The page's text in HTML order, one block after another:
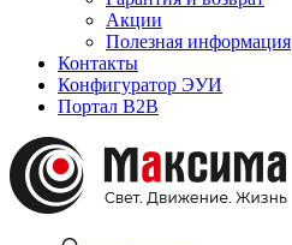
Акции
Полезная информация
Контакты
Конфигуратор ЭУИ
Портал B2B